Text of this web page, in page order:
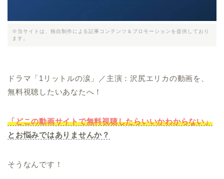
※当サイトは、独自制作による記事コンテンツ＆プロモーションを提供しており
ます。
ドラマ「1リットルの涙」／主演：沢尻エリカの動画を、
無料視聴したいあなたへ！
「どこの動画サイトで無料視聴したらいいかわからない」
とお悩みではありませんか？
そうなんです！